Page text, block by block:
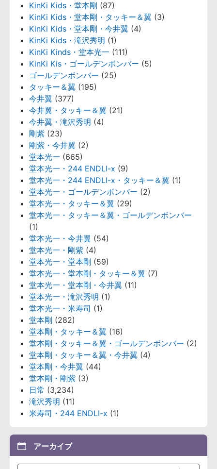
KinKi Kids・堂本剛 (87)
KinKi Kids・堂本剛・タッキー＆翼 (3)
KinKi Kids・堂本剛・今井翼 (4)
KinKi Kids・滝沢秀明 (1)
KinKi Kinds・堂本光一 (111)
KinKi Kis・ゴールデンボンバー (5)
ゴールデンボンバー (25)
タッキー＆翼 (195)
今井翼 (377)
今井翼・タッキー＆翼 (21)
今井翼・滝沢秀明 (4)
剛紫 (23)
剛紫・今井翼 (2)
堂本光一 (665)
堂本光一・244 ENDLI-x (9)
堂本光一・244 ENDLI-x・タッキー＆翼 (1)
堂本光一・ゴールデンボンバー (2)
堂本光一・タッキー＆翼 (29)
堂本光一・タッキー＆翼・ゴールデンボンバー
(1)
堂本光一・今井翼 (54)
堂本光一・剛紫 (4)
堂本光一・堂本剛 (59)
堂本光一・堂本剛・タッキー＆翼 (7)
堂本光一・堂本剛・今井翼 (11)
堂本光一・滝沢秀明 (1)
堂本光一・米寿司 (1)
堂本剛 (282)
堂本剛・タッキー＆翼 (16)
堂本剛・タッキー＆翼・ゴールデンボンバー (2)
堂本剛・タッキー＆翼・今井翼 (4)
堂本剛・今井翼 (44)
堂本剛・剛紫 (3)
日常 (3,234)
滝沢秀明 (11)
米寿司・244 ENDLI-x (1)
アーカイブ